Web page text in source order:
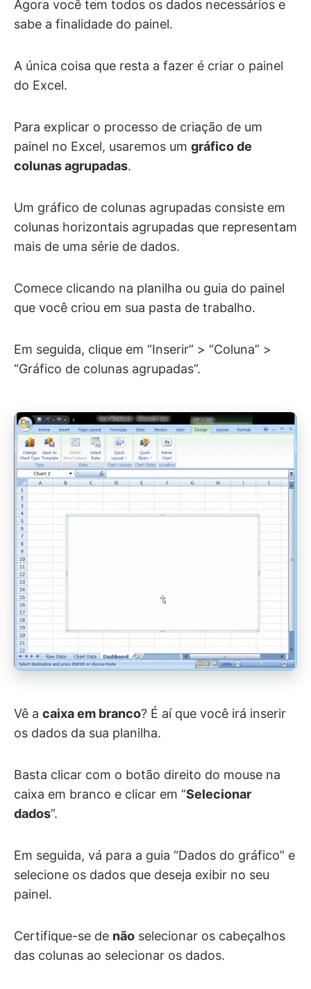
Agora você tem todos os dados necessários e
sabe a finalidade do painel.
A única coisa que resta a fazer é criar o painel
do Excel.
Para explicar o processo de criação de um
painel no Excel, usaremos um gráfico de
colunas agrupadas.
Um gráfico de colunas agrupadas consiste em
colunas horizontais agrupadas que representam
mais de uma série de dados.
Comece clicando na planilha ou guia do painel
que você criou em sua pasta de trabalho.
Em seguida, clique em “Inserir” > “Coluna” >
“Gráfico de colunas agrupadas”.
Vê a caixa em branco? É aí que você irá inserir
os dados da sua planilha.
Basta clicar com o botão direito do mouse na
caixa em branco e clicar em “Selecionar
dados”.
Em seguida, vá para a guia “Dados do gráfico” e
selecione os dados que deseja exibir no seu
painel.
Certifique-se de não selecionar os cabeçalhos
das colunas ao selecionar os dados.